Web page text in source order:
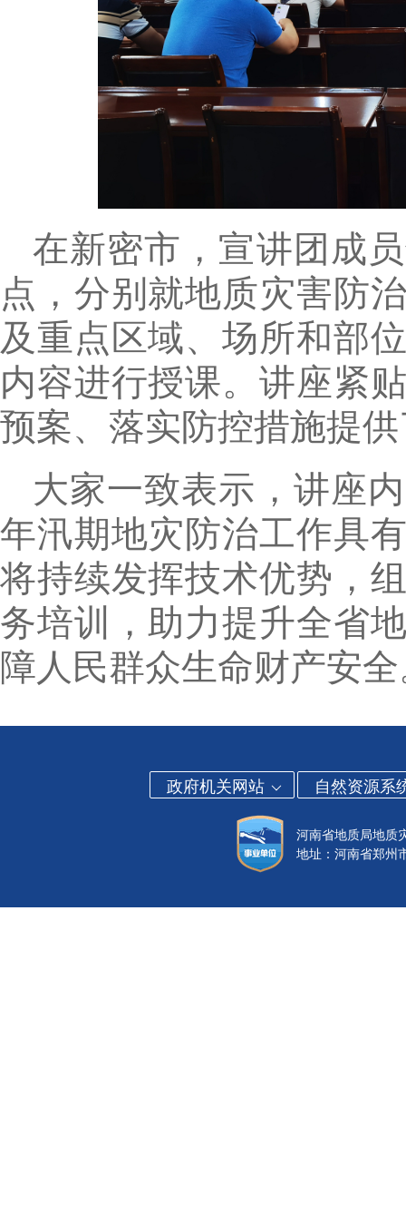
在新密市，宣讲团成
点，分别就地质灾害防
及重点区域、场所和部
内容进行授课。讲座紧
预案、落实防控措施提
大家一致表示，讲座
年汛期地灾防治工作具
将持续发挥技术优势，
务培训，助力提升全省
障人民群众生命财产安
政府机关网站 自然资源系
河南省地质局地
地址：河南省郑州